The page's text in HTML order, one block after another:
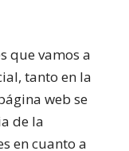
que vamos a
tanto en la
web se
de la
en cuanto a